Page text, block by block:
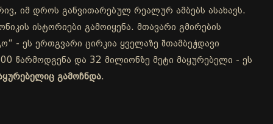
იმ დროს განვითარებულ რეალურ ამბებს ასახავს.
ისტორიები გამოიყენა. მთავარი გმირების
- ეს ერთგვარი ცირკია ყველაზე შთამბეჭდავი
წარმოდგენა და 32 მილიონზე მეტი მაყურებელი - ეს
გამოჩნდა.